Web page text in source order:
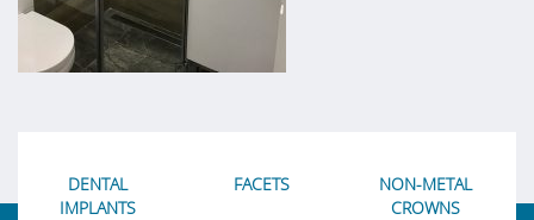
DENTAL
IMPLANTS
FACETS
NON-METAL
CROWNS